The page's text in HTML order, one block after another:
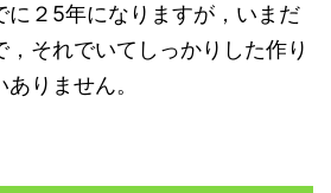
に２5年になりますが，いまだ
それでいてしっかりした作り
りません。